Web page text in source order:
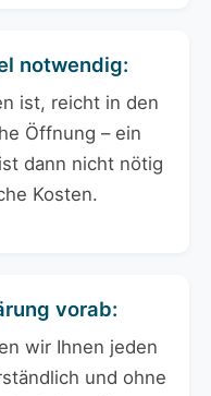
notwendig:
ist, reicht in den
Öffnung – ein
dann nicht nötig
Kosten.
vorab:
wir Ihnen jeden
und ohne